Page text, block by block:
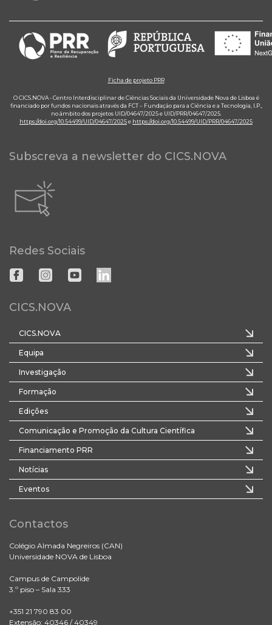
Ficha de projeto PRR
O CICS.NOVA - Centro Interdisciplinar de Ciências Sociais da Universidade Nova de Lisboa é
financiado por fundos nacionais através da FCT – Fundação para a Ciência e a Tecnologia, I.P.,
no âmbito dos projetos UID/04647/2025 e UID/PRR/04647/2025.
https://doi.org/10.54499/UID/04647/2025e https://doi.org/10.54499/UID/PRR/04647/2025
Subscreva a newsletter do CICS.NOVA
Redes Sociais
CICS.NOVA
CICS.NOVA
Equipa
Investigação
Formação
Edições
Comunicação e Promoção da Cultura Científica
Financiamento PRR
Notícias
Eventos
Contactos
Colégio Almada Negreiros (CAN)
Universidade NOVA de Lisboa
Campus de Campolide
3.º piso – Sala 333
+351 21 790 83 00
Extensão: 40346 / 40349